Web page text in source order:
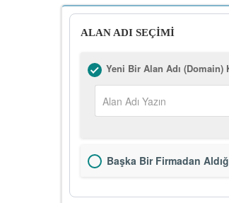
ALAN ADI SEÇİMİ
Yeni Bir Alan Adı
Başka Bir Firmadan